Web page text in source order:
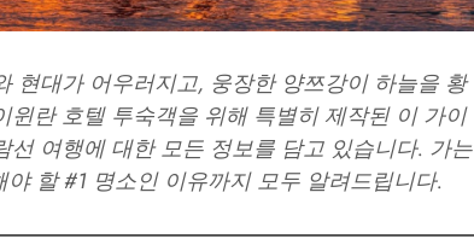
현대가 어우러지고, 웅장한 양쯔강이 하늘을 황
란 호텔 투숙객을 위해 특별히 제작된 이 가이
여행에 대한 모든 정보를 담고 있습니다. 가는
할 #1 명소인 이유까지 모두 알려드립니다.